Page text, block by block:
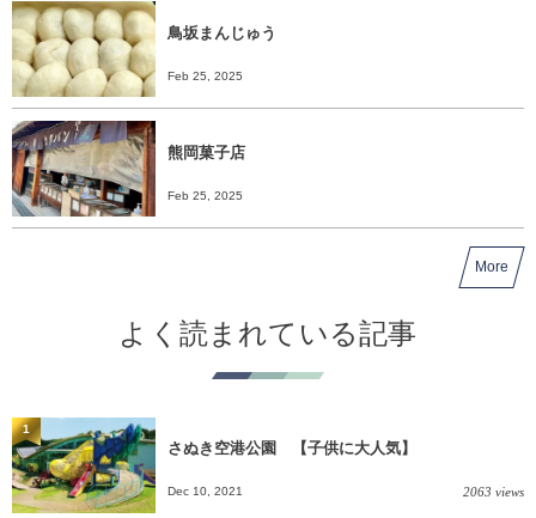
鳥坂まんじゅう
Feb 25, 2025
熊岡菓子店
Feb 25, 2025
More
よく読まれている記事
さぬき空港公園 【子供に大人気】
Dec 10, 2021 2063 views
1